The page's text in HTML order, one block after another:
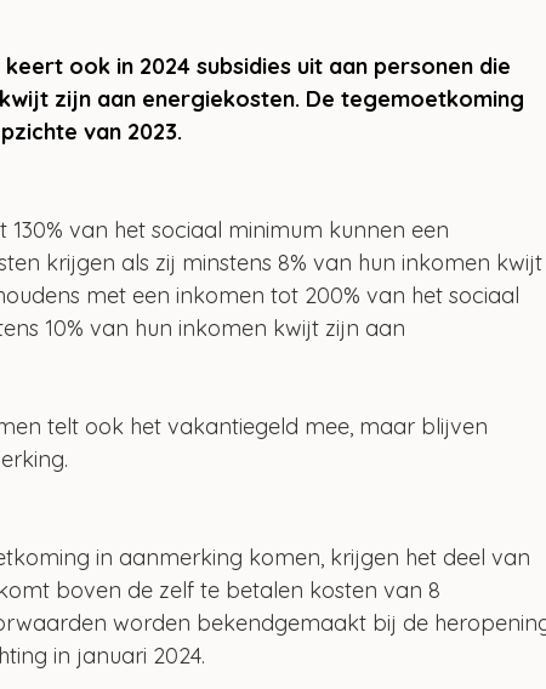
ook in 2024 subsidies uit aan personen die
zijn aan energiekosten. De tegemoetkoming
van 2023.
van het sociaal minimum kunnen een
krijgen als zij minstens 8% van hun inkomen
met een inkomen tot 200% van het sociaal
10% van hun inkomen kwijt zijn aan
telt ook het vakantiegeld mee, maar blijven
in aanmerking komen, krijgen het deel van
boven de zelf te betalen kosten van 8
worden bekendgemaakt bij de
in januari 2024.